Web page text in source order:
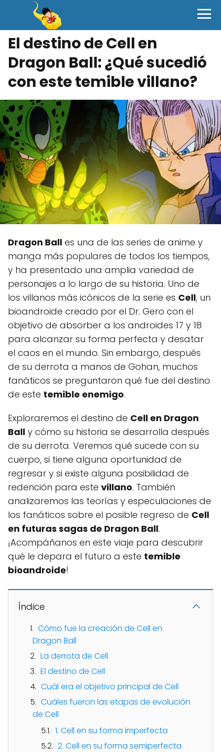
El destino de Cell en
Dragon Ball: ¿Qué sucedió
con este temible villano?
Dragon Ball es una de las series de anime y
manga más populares de todos los tiempos,
y ha presentado una amplia variedad de
personajes a lo largo de su historia. Uno de
los villanos más icónicos de la serie es Cell, un
bioandroide creado por el Dr. Gero con el
objetivo de absorber a los androides 17 y 18
para alcanzar su forma perfecta y desatar
el caos en el mundo. Sin embargo, después
de su derrota a manos de Gohan, muchos
fanáticos se preguntaron qué fue del destino
de este temible enemigo.
Exploraremos el destino de Cell en Dragon
Ball y cómo su historia se desarrolla después
de su derrota. Veremos qué sucede con su
cuerpo, si tiene alguna oportunidad de
regresar y si existe alguna posibilidad de
redención para este villano. También
analizaremos las teorías y especulaciones de
los fanáticos sobre el posible regreso de Cell
en futuras sagas de Dragon Ball.
¡Acompáñanos en este viaje para descubrir
qué le depara el futuro a este temible
bioandroide!
Índice
Cómo fue la creación de Cell en
Dragon Ball
La derrota de Cell
El destino de Cell
Cuál era el objetivo principal de Cell
Cuáles fueron las etapas de evolución
de Cell
1. Cell en su forma imperfecta
2. Cell en su forma semiperfecta